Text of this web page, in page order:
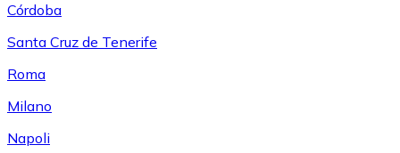
Córdoba
Santa Cruz de Tenerife
Roma
Milano
Napoli